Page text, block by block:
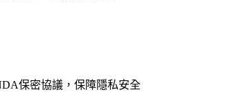
保密協議，保障隱私安全